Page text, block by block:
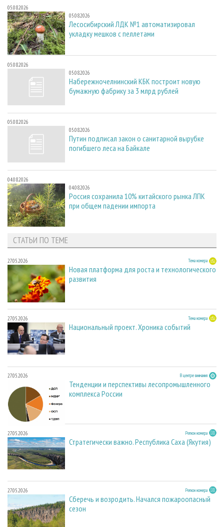
05.08.2026
05.08.2026
Лесосибирский ЛДК №1 автоматизировал
укладку мешков с пеллетами
05.08.2026
05.08.2026
Набережночелнинский КБК построит новую
бумажную фабрику за 3 млрд рублей
05.08.2026
05.08.2026
Путин подписал закон о санитарной вырубке
погибшего леса на Байкале
04.08.2026
04.08.2026
Россия сохранила 10% китайского рынка ЛПК
при общем падении импорта
СТАТЬИ ПО ТЕМЕ
27.05.2026 Тема номера
Новая платформа для роста и технологического
развития
27.05.2026 Тема номера
Национальный проект. Хроника событий
27.05.2026 В центре внимания
Тенденции и перспективы лесопромышленного
комплекса России
27.05.2026 Регион номера
Стратегически важно. Республика Саха (Якутия)
27.05.2026 Регион номера
Сберечь и возродить. Начался пожароопасный
сезон